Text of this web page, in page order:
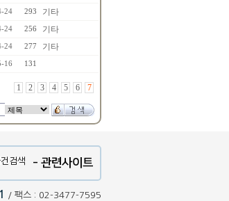
24 293 기타
24 256 기타
24 277 기타
16 131
1 2 3 4 5 6 7
- 관련사이트
검색
/ 팩스 : 02-3477-7595